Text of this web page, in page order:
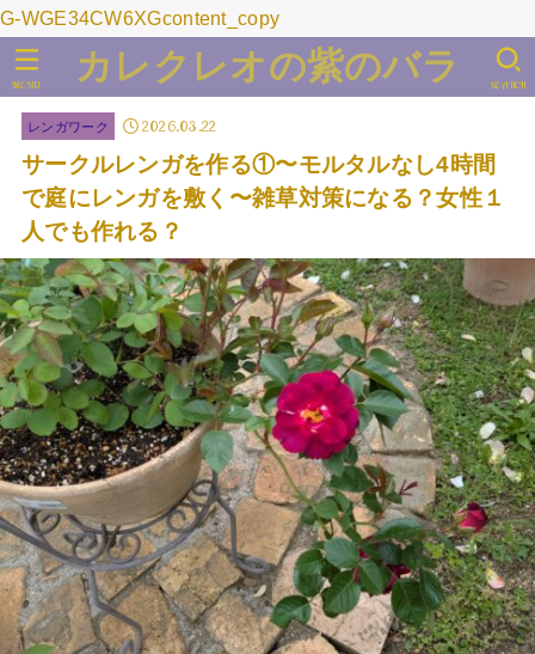
G-WGE34CW6XGcontent_copy
カレクレオの紫のバラ SEARCH
MENU
レンガワーク 2026.03.22
サークルレンガを作る①〜モルタルなし4時間
で庭にレンガを敷く〜雑草対策になる？女性１
人でも作れる？